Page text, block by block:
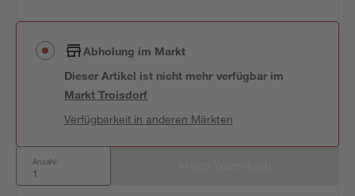
Abholung im Markt
Dieser Artikel ist nicht mehr verfügbar im
MarktTroisdorf
Verfügbarkeit in anderen Märkten
Anzahl: